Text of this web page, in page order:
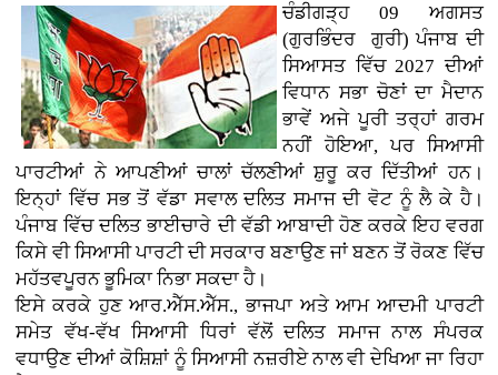
ਚੰਡੀਗੜ੍ਹ 09 ਅਗਸਤ
(ਗੁਰਭਿੰਦਰ ਗੁਰੀ)ਪੰਜਾਬ ਦੀ
ਸਿਆਸਤ ਵਿੱਚ 2027 ਦੀਆਂ
ਵਿਧਾਨ ਸਭਾ ਚੋਣਾਂ ਦਾ ਮੈਦਾਨ
ਭਾਵੇਂ ਅਜੇ ਪੂਰੀ ਤਰ੍ਹਾਂ ਗਰਮ
ਨਹੀਂ ਹੋਇਆ, ਪਰ ਸਿਆਸੀ
ਪਾਰਟੀਆਂ ਨੇ ਆਪਣੀਆਂ ਚਾਲਾਂ ਚੱਲਣੀਆਂ ਸ਼ੁਰੂ ਕਰ ਦਿੱਤੀਆਂ ਹਨ।
ਇਨ੍ਹਾਂ ਵਿੱਚ ਸਭ ਤੋਂ ਵੱਡਾ ਸਵਾਲ ਦਲਿਤ ਸਮਾਜ ਦੀ ਵੋਟ ਨੂੰ ਲੈ ਕੇ ਹੈ।
ਪੰਜਾਬ ਵਿੱਚ ਦਲਿਤ ਭਾਈਚਾਰੇ ਦੀ ਵੱਡੀ ਆਬਾਦੀ ਹੋਣ ਕਰਕੇ ਇਹ ਵਰਗ
ਕਿਸੇ ਵੀ ਸਿਆਸੀ ਪਾਰਟੀ ਦੀ ਸਰਕਾਰ ਬਣਾਉਣ ਜਾਂ ਬਣਨ ਤੋਂ ਰੋਕਣ ਵਿੱਚ
ਮਹੱਤਵਪੂਰਨ ਭੂਮਿਕਾ ਨਿਭਾ ਸਕਦਾ ਹੈ।
ਇਸੇ ਕਰਕੇ ਹੁਣ ਆਰ.ਐੱਸ.ਐੱਸ., ਭਾਜਪਾ ਅਤੇ ਆਮ ਆਦਮੀ ਪਾਰਟੀ
ਸਮੇਤ ਵੱਖ-ਵੱਖ ਸਿਆਸੀ ਧਿਰਾਂ ਵੱਲੋਂ ਦਲਿਤ ਸਮਾਜ ਨਾਲ ਸੰਪਰਕ
ਵਧਾਉਣ ਦੀਆਂ ਕੋਸ਼ਿਸ਼ਾਂ ਨੂੰ ਸਿਆਸੀ ਨਜ਼ਰੀਏ ਨਾਲ ਵੀ ਦੇਖਿਆ ਜਾ ਰਿਹਾ